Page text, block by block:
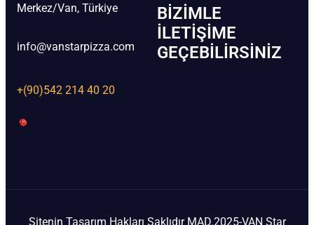
Merkez/Van, Türkiye
info@vanstarpizza.com
+(90)542 214 40 20
BIZIMLE
İLETIŞIME
GEÇEBILIRSINIZ
Sitenin Tasarım Hakları Saklıdır MAD.2025-VAN Star